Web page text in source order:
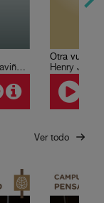
Eduardo Ruiz Saviñón, Roberto Coria
Otra vuelta
Henry
Ver todo